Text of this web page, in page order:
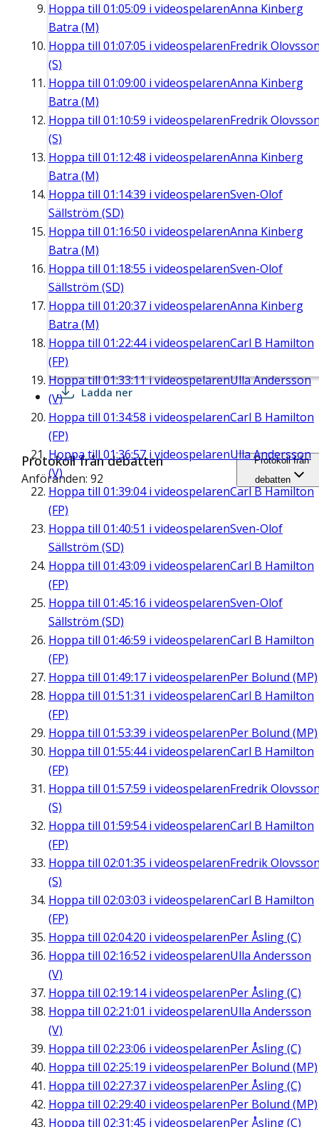
Hoppa till 01:05:09 i videospelarenAnna Kinberg
Batra (M)
Hoppa till 01:07:05 i videospelarenFredrik
(S)
Hoppa till 01:09:00 i videospelarenAnna Kinberg
Batra (M)
Hoppa till 01:10:59 i videospelarenFredrik
(S)
Hoppa till 01:12:48 i videospelarenAnna Kinberg
Batra (M)
Hoppa till 01:14:39 i videospelarenSven-Olof
Sällström (SD)
Hoppa till 01:16:50 i videospelarenAnna Kinberg
Batra (M)
Hoppa till 01:18:55 i videospelarenSven-Olof
Sällström (SD)
Hoppa till 01:20:37 i videospelarenAnna Kinberg
Batra (M)
Hoppa till 01:22:44i videospelarenCarl B Hamilton
(FP)
Hoppa till01:33:11i videospelarenUlla Andersson
(V)
Hoppa till 01:34:58 i videospelarenCarl B Hamilton
(FP)
Hoppa till 01:36:57 i videospelarenUlla Andersson
(V)
Hoppa till 01:39:04i videospelarenCarl B Hamilton
(FP)
Hoppa till 01:40:51 i videospelarenSven-Olof
Sällström (SD)
Hoppa till 01:43:09 i videospelarenCarl B Hamilton
(FP)
Hoppa till 01:45:16 i videospelarenSven-Olof
Sällström (SD)
Hoppa till 01:46:59 i videospelarenCarl B Hamilton
(FP)
Hoppa till 01:49:17 i videospelarenPer Bolund (MP)
Hoppa till 01:51:31 i videospelarenCarl B Hamilton
(FP)
Hoppa till 01:53:39 i videospelarenPer Bolund (MP)
Hoppa till 01:55:44i videospelarenCarl B Hamilton
(FP)
Hoppa till 01:57:59 i videospelarenFredrik
(S)
Hoppa till 01:59:54i videospelarenCarl B Hamilton
(FP)
Hoppa till 02:01:35 i videospelarenFredrik
(S)
Hoppa till 02:03:03 i videospelarenCarl B Hamilton
(FP)
Hoppa till 02:04:20 i videospelarenPer Åsling (C)
Hoppa till 02:16:52 i videospelarenUlla Andersson
(V)
Hoppa till 02:19:14i videospelarenPer Åsling (C)
Hoppa till 02:21:01 i videospelarenUlla Andersson
(V)
Hoppa till 02:23:06 i videospelarenPer Åsling (C)
Hoppa till 02:25:19 i videospelarenPer Bolund (MP)
Hoppa till 02:27:37 i videospelarenPer Åsling (C)
Hoppa till 02:29:40 i videospelarenPer Bolund (MP)
Hoppa till 02:31:45 i videospelarenPer Åsling (C)
Ladda ner
Protokoll från debatten
Anföranden: 92
Protokoll från
debatten